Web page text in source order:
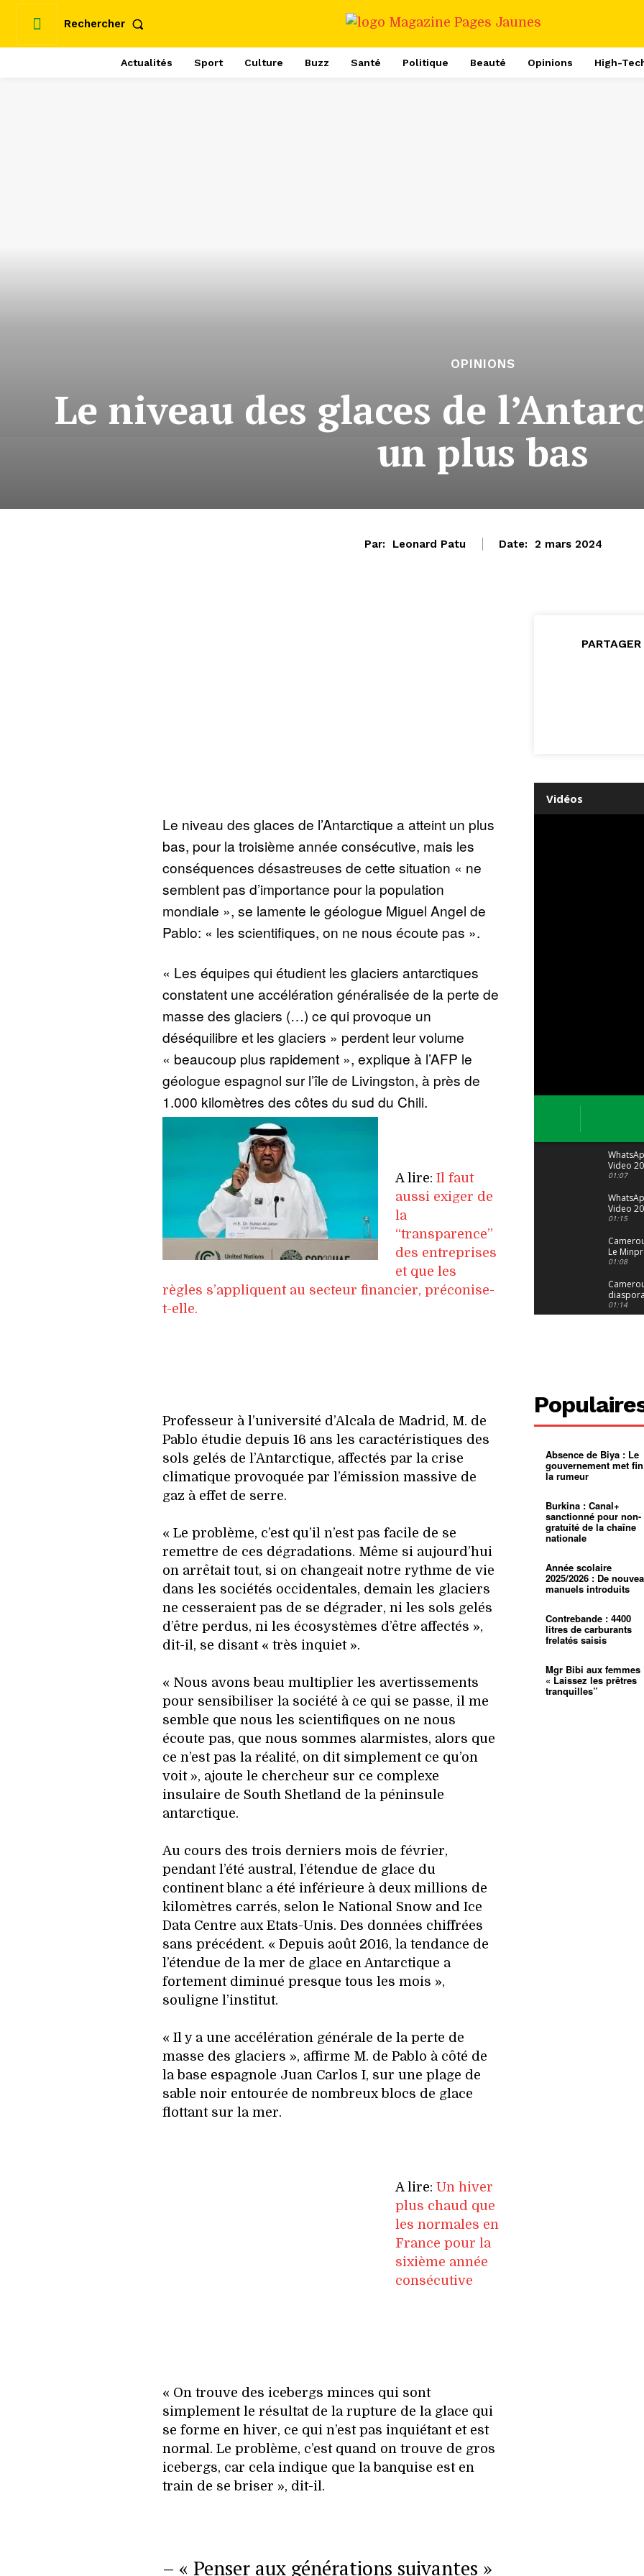
Rechercher
Actualités Sport Culture Buzz Santé Politique Beauté Opinions High-
OPINIONS
Le niveau des glaces de
un plus bas
Par: Leonard Patu Date: 2 mars 2024
Le niveau des glaces de l’Antarctique a atteint un plus
bas, pour la troisième année consécutive, mais les
conséquences désastreuses de cette situation « ne
semblent pas d’importance pour la population
mondiale », se lamente le géologue Miguel Angel de
Pablo: « les scientifiques, on ne nous écoute pas ».
« Les équipes qui étudient les glaciers antarctiques
constatent une accélération généralisée de la perte de
masse des glaciers (…) ce qui provoque un
déséquilibre et les glaciers » perdent leur volume
« beaucoup plus rapidement », explique à l’AFP le
géologue espagnol sur l’île de Livingston, à près de
1.000 kilomètres des côtes du sud du Chili.
A lire: Il faut
aussi exiger de
la
“transparence”
des entreprises
et que les
règles s’appliquent au secteur financier, préconise-
t-elle.
Professeur à l’université d’Alcala de Madrid, M. de
Pablo étudie depuis 16 ans les caractéristiques des
sols gelés de l’Antarctique, affectés par la crise
climatique provoquée par l’émission massive de
gaz à effet de serre.
« Le problème, c’est qu’il n’est pas facile de se
remettre de ces dégradations. Même si aujourd’hui
on arrêtait tout, si on changeait notre rythme de vie
dans les sociétés occidentales, demain les glaciers
ne cesseraient pas de se dégrader, ni les sols gelés
d’être perdus, ni les écosystèmes d’être affectés »,
dit-il, se disant « très inquiet ».
« Nous avons beau multiplier les avertissements
pour sensibiliser la société à ce qui se passe, il me
semble que nous les scientifiques on ne nous
écoute pas, que nous sommes alarmistes, alors que
ce n’est pas la réalité, on dit simplement ce qu’on
voit », ajoute le chercheur sur ce complexe
insulaire de South Shetland de la péninsule
antarctique.
Au cours des trois derniers mois de février,
pendant l’été austral, l’étendue de glace du
continent blanc a été inférieure à deux millions de
kilomètres carrés, selon le National Snow and Ice
Data Centre aux Etats-Unis. Des données chiffrées
sans précédent. « Depuis août 2016, la tendance de
l’étendue de la mer de glace en Antarctique a
fortement diminué presque tous les mois »,
souligne l’institut.
« Il y a une accélération générale de la perte de
masse des glaciers », affirme M. de Pablo à côté de
la base espagnole Juan Carlos I, sur une plage de
sable noir entourée de nombreux blocs de glace
flottant sur la mer.
A lire: Un hiver
plus chaud que
les normales en
France pour la
sixième année
consécutive
« On trouve des icebergs minces qui sont
simplement le résultat de la rupture de la glace qui
se forme en hiver, ce qui n’est pas inquiétant et est
normal. Le problème, c’est quand on trouve de gros
icebergs, car cela indique que la banquise est en
train de se briser », dit-il.
– « Penser aux générations suivantes »
PARTAGER
Vidéos
Video
04 at 15
01:07
Video
29 at 12
01:15
Le
alerte
jeunes
01:08
diaspora
suivra-t-
l’appel
01:14
400 000
pasteur
L’État
d’or
Croyance
spirituel
mentale
Pénurie
à
mettra-t-
01:12
Mouelle :
dernier
voyage
Absence de Biya : Le
gouvernement met
la rumeur
Burkina : Canal+
sanctionné pour non-
gratuité de la chaîne
nationale
Année scolaire
2025/2026 : De
manuels introduits
Contrebande : 4400
litres de carburants
frelatés saisis
Mgr Bibi aux femmes
« Laissez les prêtres
tranquilles”